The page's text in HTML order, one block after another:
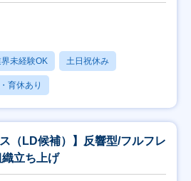
未経験OK 土日祝休み
育休あり
（LD候補）】反響型/フルフレ
立ち上げ